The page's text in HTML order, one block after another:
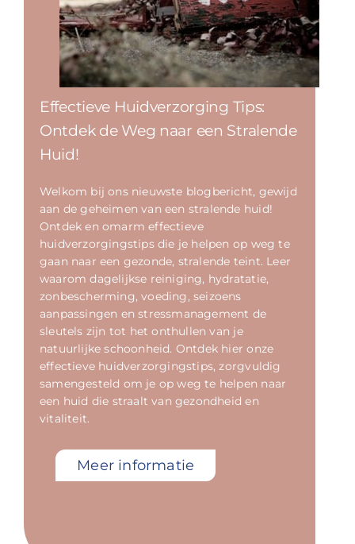
Effectieve Huidverzorging Tips:
Ontdek de Weg naar een Stralende
Huid!
Welkom bij ons nieuwste blogbericht, gewijd
aan de geheimen van een stralende huid!
Ontdek en omarm effectieve
huidverzorgingstips die je helpen op weg te
gaan naar een gezonde, stralende teint. Leer
waarom dagelijkse reiniging, hydratatie,
zonbescherming, voeding, seizoens
aanpassingen en stressmanagement de
sleutels zijn tot het onthullen van je
natuurlijke schoonheid. Ontdek hier onze
effectieve huidverzorgingstips, zorgvuldig
samengesteld om je op weg te helpen naar
een huid die straalt van gezondheid en
vitaliteit.
Meer informatie